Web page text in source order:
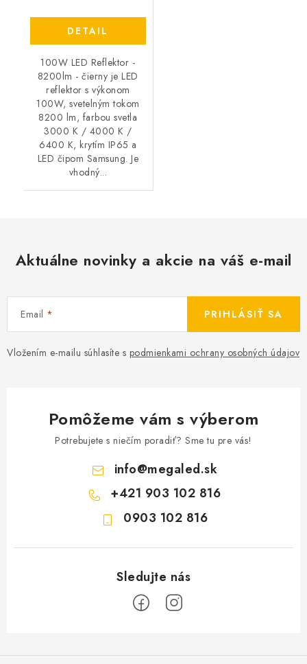
DETAIL
100W LED Reflektor -
8200lm - čierny je LED
reflektor s výkonom
100W, svetelným tokom
8200 lm, farbou svetla
3000 K / 4000 K /
6400 K, krytím IP65 a
LED čipom Samsung. Je
vhodný...
Aktuálne novinky a akcie na váš e-mail
Email
Vložením e-mailu súhlasíte s podmienkami ochrany osobných údajov
PRIHLÁSIŤ SA
Pomôžeme vám s výberom
Potrebujete s niečím poradiť? Sme tu pre vás!
info@megaled.sk
+421 903 102 816
0903 102 816